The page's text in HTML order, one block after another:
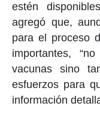
estén
agregó que,
para el proceso
importantes,
vacunas sino
esfuerzos para
información